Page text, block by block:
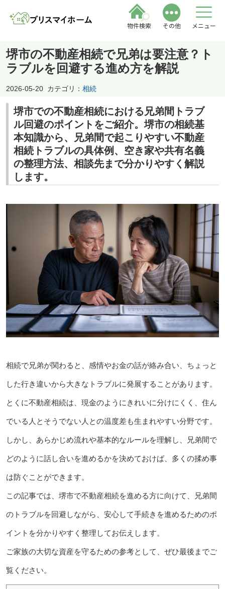
物件検索 その他 メニュー
堺市の不動産相続で兄弟は要注意？ト
ラブルを回避する進め方を解説
2026-05-20 カテゴリ： 相続
堺市での不動産相続における兄弟間トラブ
ル回避のポイントをご紹介。堺市の相続基
本知識から、兄弟間で起こりやすい不動産
相続トラブルの具体例、空き家や共有名義
の整理方法、相談先まで分かりやすく解説
します。
相続で兄弟が関わると、感情やお金の話が絡み合い、ちょっと
した行き違いから大きなトラブルに発展することがあります。
とくに不動産相続は、現金のようにきれいに分けにくく、住ん
でいる人とそうでない人との温度差も生まれやすい分野です。
しかし、あらかじめ流れや基本的なルールを理解し、兄弟間で
どのように話し合いを進めるかを決めておけば、多くの揉め事
は防ぐことができます。
この記事では、堺市で不動産相続を進める方に向けて、兄弟間
のトラブルを回避しながら、安心して手続きを進めるためのポ
イントを分かりやすく整理してお伝えします。
ご家族の大切な資産を守るための参考として、ぜひ最後までご
覧ください。